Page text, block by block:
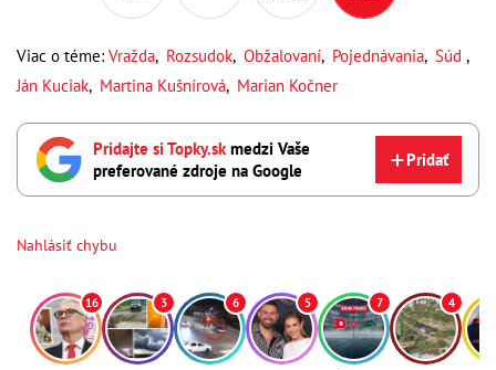
Viac o téme: Vražda, Rozsudok, Obžalovaní, Pojednávania, Súd ,
Ján Kuciak, Martina Kušnírová, Marian Kočner
Pridajte si Topky.sk medzi Vaše
preferované zdroje na Google
Pridať
Nahlásiť chybu
16 3 6 5 7 4